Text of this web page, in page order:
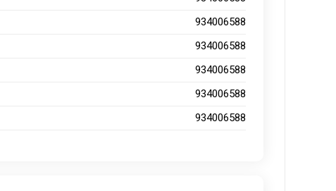
934006588
934006588
934006588
934006588
934006588